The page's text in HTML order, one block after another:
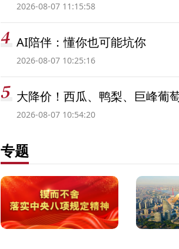
2026-08-07 11:15:58
AI陪伴：懂你也可能坑你
2026-08-07 10:25:16
大降价！西瓜、鸭梨、巨峰葡
2026-08-07 10:54:20
专题